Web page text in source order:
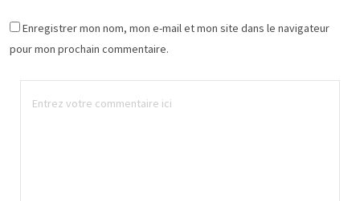
Enregistrer mon nom, mon e-mail et mon site dans le navigateur
pour mon prochain commentaire.